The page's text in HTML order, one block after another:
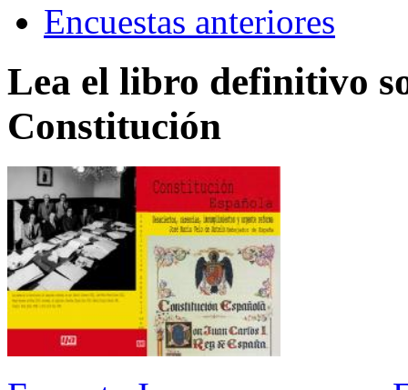
Encuestas anteriores
Lea el libro definitivo
Constitución